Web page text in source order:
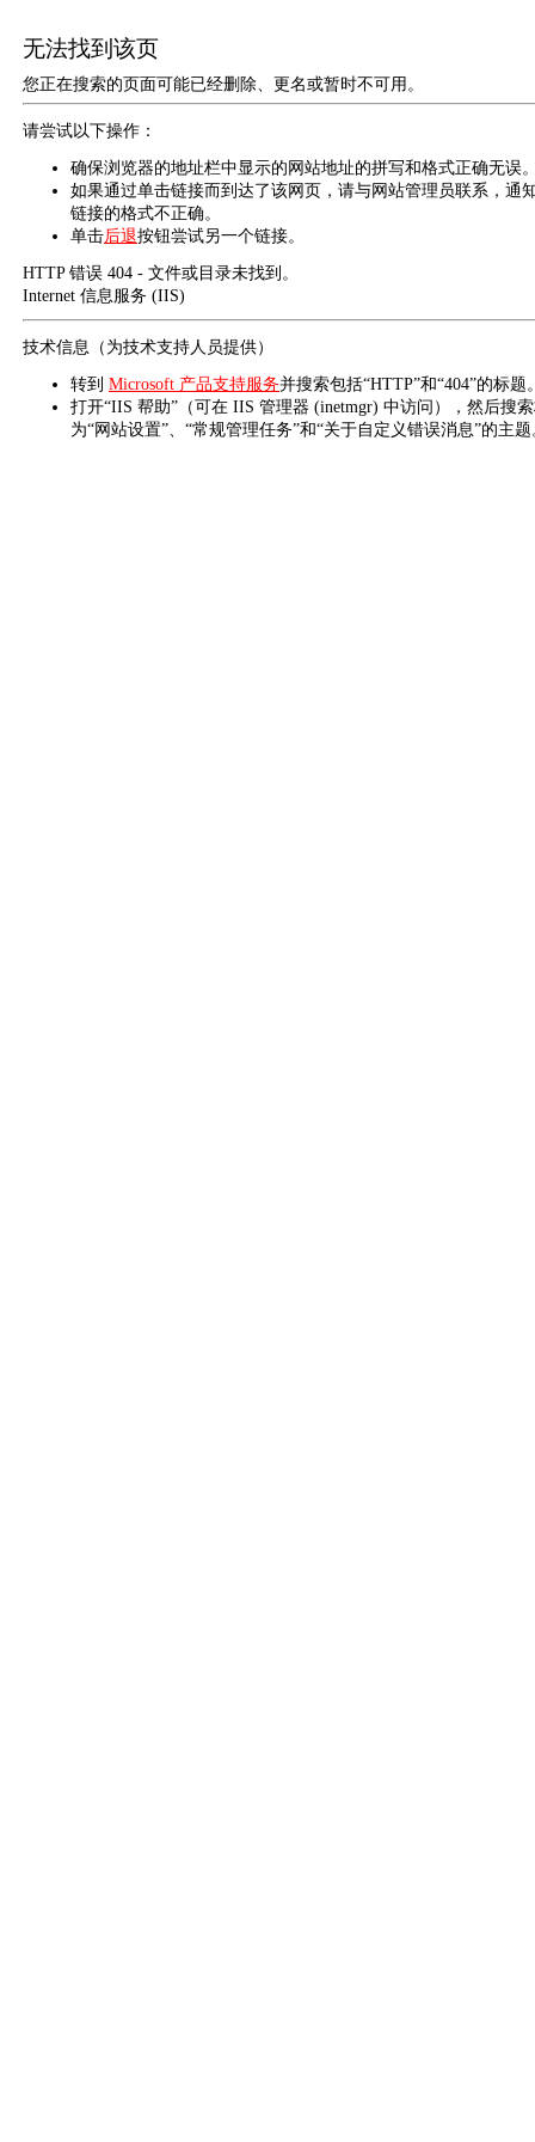
无法找到该页
您正在搜索的页面可能已经删除、更名或暂时不可用。
请尝试以下操作：
确保浏览器的地址栏中显示的网站地址的拼写和格式正确无误
如果通过单击链接而到达了该网页，请与网站管理员联系，通
链接的格式不正确。
单击后退按钮尝试另一个链接。
HTTP 错误 404 - 文件或目录未找到。
Internet 信息服务 (IIS)
技术信息（为技术支持人员提供）
转到 Microsoft 产品支持服务并搜索包括“HTTP”和“404”的标题
打开“IIS 帮助”（可在 IIS 管理器 (inetmgr) 中访问），然后搜
为“网站设置”、“常规管理任务”和“关于自定义错误消息”的主题